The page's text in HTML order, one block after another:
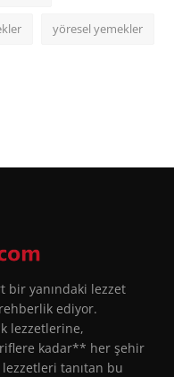
yöresel yemekler
bir yanındaki lezzet
ediyor.
lezzetlerine,
kadar** her şehir
tanıtan bu